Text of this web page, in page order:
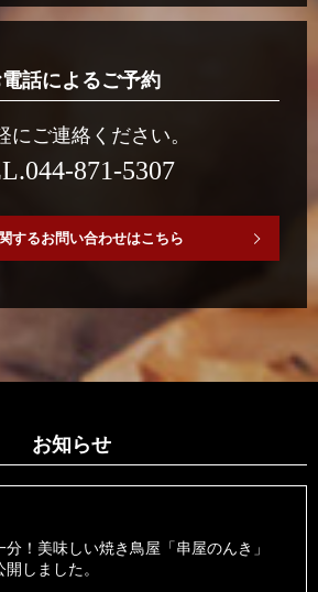
話によるご予約
にご連絡ください。
871-5307
するお問い合わせはこちら
お知らせ
！美味しい焼き鳥屋「串屋のんき」
しました。